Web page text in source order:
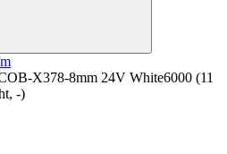
X378-8mm 24V White6000 (11
-)